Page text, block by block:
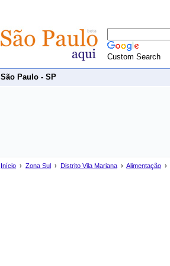
Custom Search
São Paulo - SP
Início › Zona Sul › Distrito Vila Mariana › Alimentação ›